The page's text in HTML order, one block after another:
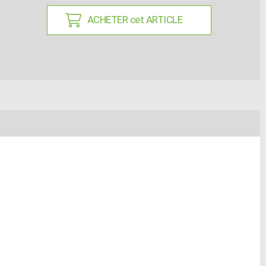
ACHETER cet ARTICLE